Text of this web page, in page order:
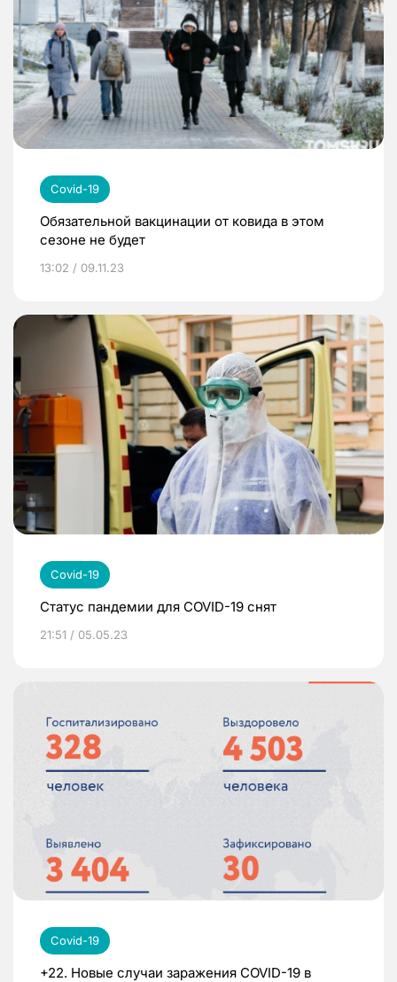
Covid-19
Обязательной вакцинации от ковида в этом
сезоне не будет
13:02 / 09.11.23
Covid-19
Статус пандемии для COVID-19 снят
21:51 / 05.05.23
Covid-19
+22. Новые случаи заражения COVID-19 в